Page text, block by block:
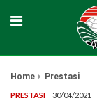
Home Prestasi
PRESTASI 30/04/2021